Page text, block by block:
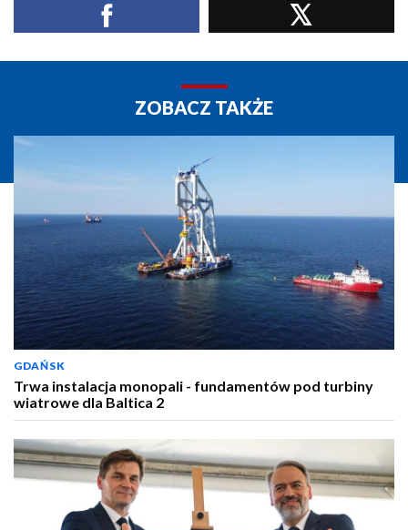
ZOBACZ TAKŻE
GDAŃSK
Trwa instalacja monopali - fundamentów pod turbiny
wiatrowe dla Baltica 2